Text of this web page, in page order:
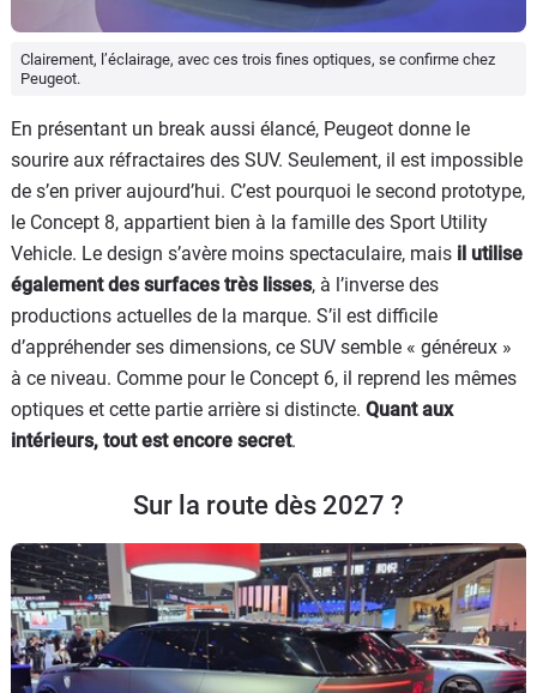
Clairement, l’éclairage, avec ces trois fines optiques, se confirme chez
Peugeot.
En présentant un break aussi élancé, Peugeot donne le
sourire aux réfractaires des SUV. Seulement, il est impossible
de s’en priver aujourd’hui. C’est pourquoi le second prototype,
le Concept 8, appartient bien à la famille des Sport Utility
Vehicle. Le design s’avère moins spectaculaire, mais il utilise
également des surfaces très lisses, à l’inverse des
productions actuelles de la marque. S’il est difficile
d’appréhender ses dimensions, ce SUV semble « généreux »
à ce niveau. Comme pour le Concept 6, il reprend les mêmes
optiques et cette partie arrière si distincte. Quant aux
intérieurs, tout est encore secret.
Sur la route dès 2027 ?